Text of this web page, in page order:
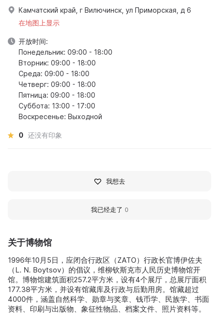
关于博物馆
1996年10月5日，应闭合行政区（ZATO）行政长官博伊佐夫
（L. N. Boytsov）的倡议，维柳钦斯克市人民历史博物馆开
馆。博物馆建筑面积257.2平方米，设有4个展厅，总展厅面积
177.38平方米，并设有馆藏库及行政与后勤用房。馆藏超过
4000件，涵盖自然科学、勋章与奖章、钱币学、民族学、书面
资料、印刷与出版物、象征性物品、档案文件、照片资料等。
Камчатский край, г Вилючинск, ул Приморская, д 6
在地图上显示
开放时间:
Понедельник: 09:00 - 18:00
Вторник: 09:00 - 18:00
Среда: 09:00 - 18:00
Четверг: 09:00 - 18:00
Пятница: 09:00 - 18:00
Суббота: 13:00 - 17:00
Воскресенье: Выходной
0 还没有印象
我想去
我已经走了 0